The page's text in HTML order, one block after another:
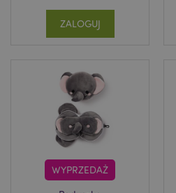
ZALOGUJ
WYPRZEDAŻ
mage-cache-sessid